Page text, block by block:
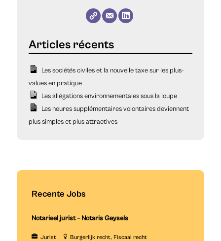
Les sociétés civiles et la nouvelle taxe sur les plus-
values en pratique
Les allégations environnementales sous la loupe
Les heures supplémentaires volontaires deviennent
plus simples et plus attractives
Recente Jobs
Notarieel jurist – Notaris Geysels
Jurist Burgerlijk recht Fiscaal recht